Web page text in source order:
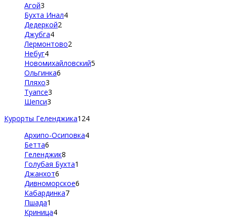
Агой3
Бухта Инал4
Дедеркой2
Джубга4
Лермонтово2
Небуг4
Новомихайловский5
Ольгинка6
Пляхо3
Туапсе3
Шепси3
Курорты Геленджика124
Архипо-Осиповка4
Бетта6
Геленджик8
Голубая Бухта1
Джанхот6
Дивноморское6
Кабардинка7
Пшада1
Криница4